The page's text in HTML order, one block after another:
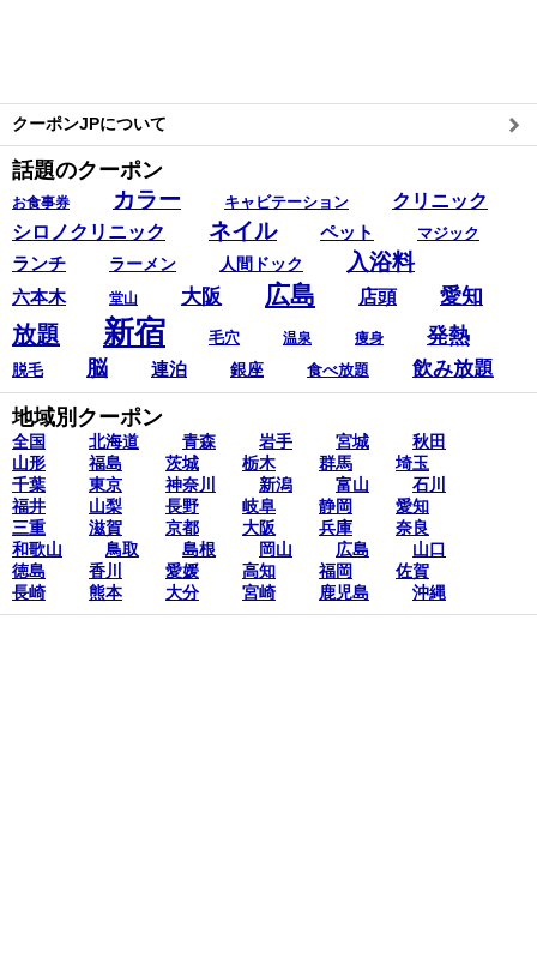
クーポンJPについて
話題のクーポン
お食事券 カラー キャビテーション
クリニック
シロノクリニック
ネイル ペット マジック
ランチ ラーメン 人間ドック 入浴料
六本木 堂山 大阪 広島 店頭 愛知
放題 新宿 毛穴 温泉 痩身 発熱
脱毛 脳 連泊 銀座 食べ放題 飲み放題
地域別クーポン
全国 北海道 青森 岩手 宮城
秋田
山形
福島 茨城 栃木 群馬
埼玉
千葉
東京 神奈川 新潟 富山
石川
福井
山梨 長野 岐阜 静岡
愛知
三重
滋賀 京都 大阪 兵庫
奈良
和歌山
鳥取 島根 岡山 広島
山口
徳島
香川 愛媛 高知 福岡
佐賀
長崎
熊本 大分 宮崎 鹿児島 沖縄